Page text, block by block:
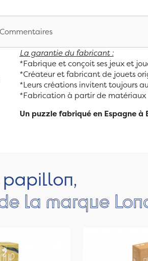
Commentaires
La garantie du fabricant :
*Fabrique et conçoit ses jeux et
*Créateur et fabricant de jouets
*Leurs créations invitent toujours
*Fabrication à partir de matériaux
Un puzzle fabriqué en Espagne à
papillon,
la marque